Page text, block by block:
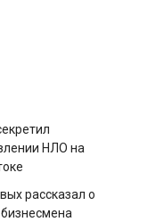
НЛО на
рассказал о